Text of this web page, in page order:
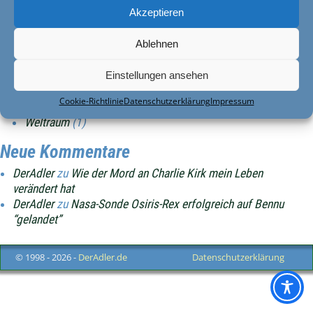
Akzeptieren
Ablehnen
Einstellungen ansehen
Cookie-RichtlinieDatenschutzerklärungImpressum
Computer und Internet(9)
Kryptowährungen(1)
Krypto-Mining(1)
Wissenschaft und Technik(1)
Weltraum(1)
Neue Kommentare
DerAdlerzu Wie der Mord an Charlie Kirk mein Leben
verändert hat
DerAdlerzuNasa-Sonde Osiris-Rex erfolgreich auf Bennu
“gelandet”
© 1998 - 2026 - DerAdler.de Datenschutzerklärung